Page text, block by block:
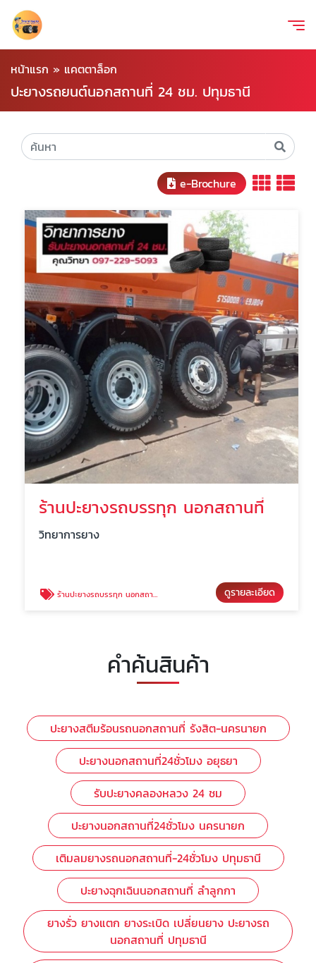
หน้าแรก » แคตตาล็อก
ปะยางรถยนต์นอกสถานที่ 24 ชม. ปทุมธานี
e-Brochure
ร้านปะยางรถบรรทุก นอกสถานที่
วิทยาการยาง
ร้านปะยางรถบรรทุก นอกสถานที่ ดูรายละเอียด
คำค้นสินค้า
ปะยางสตีมร้อนรถนอกสถานที่ รังสิต-นครนายก
ปะยางนอกสถานที่24ชั่วโมง อยุธยา
รับปะยางคลองหลวง 24 ชม
ปะยางนอกสถานที่24ชั่วโมง นครนายก
เติมลมยางรถนอกสถานที่-24ชั่วโมง ปทุมธานี
ปะยางฉุกเฉินนอกสถานที่ ลำลูกกา
ยางรั่ว ยางแตก ยางระเบิด เปลี่ยนยาง ปะยางรถ
นอกสถานที่ ปทุมธานี